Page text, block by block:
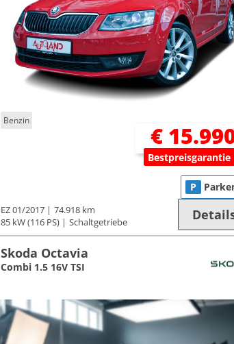
Benzin
€
Bestpreisgarantie
EZ 01/2017
74.918 km
85 kW (116 PS)
Schaltgetriebe
P
Skoda Octavia
Combi 1.5 16V TSI